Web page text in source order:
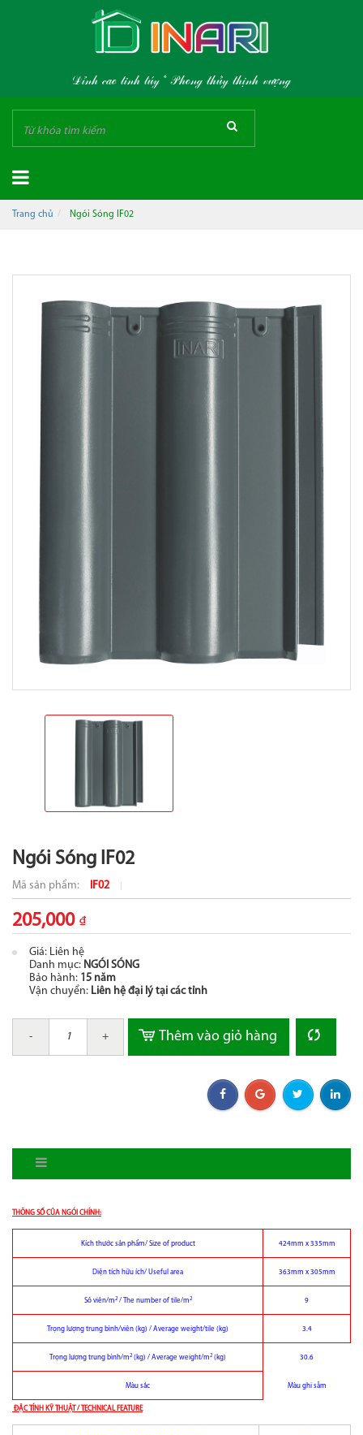
Đỉnh cao tinh túy * Phong thủy thịnh vượng
Trang chủ Ngói Sóng IF02
Ngói Sóng IF02
Mã sản phẩm: IF02
205,000 ₫
Giá: Liên hệ
Danh mục: NGÓI SÓNG
Bảo hành: 15 năm
Vận chuyển: Liên hệ đại lý tại các tỉnh
- + Thêm vào giỏ hàng
THÔNG SỐ CỦA NGÓI CHÍNH:
Kích thước sản phẩm/ Size of product 424mm x 335mm
Diện tích hữu ích/ Useful area 363mm x 305mm
Số viên/m2/ The number of tile/m2 9
Trọng lượng trung bình/viên (kg) / Average weight/tile (kg) 3.4
Trọng lượng trung bình/m2 (kg) / Average weight/m2 (kg) 30.6
Màu sắc Màu ghi sẫm
ÐẶC TÍNH KỸ THUẬT / TECHNICAL FEATURE